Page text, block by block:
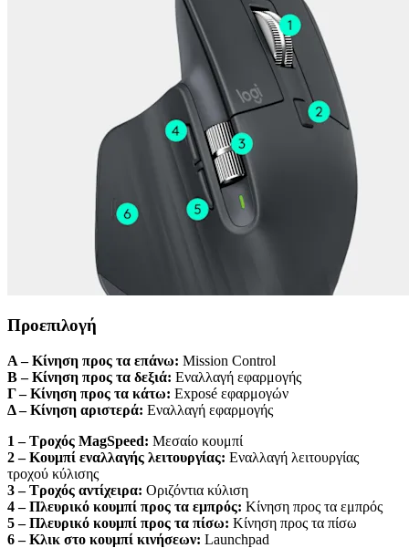
Προεπιλογή
Α – Κίνηση προς τα επάνω: Mission Control
Β – Κίνηση προς τα δεξιά: Εναλλαγή εφαρμογής
Γ – Κίνηση προς τα κάτω: Exposé εφαρμογών
Δ – Κίνηση αριστερά: Εναλλαγή εφαρμογής
1 – Τροχός MagSpeed: Μεσαίο κουμπί
2 – Κουμπί εναλλαγής λειτουργίας: Εναλλαγή λειτουργίας
τροχού κύλισης
3 – Τροχός αντίχειρα: Οριζόντια κύλιση
4 – Πλευρικό κουμπί προς τα εμπρός: Κίνηση προς τα εμπρός
5 – Πλευρικό κουμπί προς τα πίσω: Κίνηση προς τα πίσω
6 – Κλικ στο κουμπί κινήσεων: Launchpad